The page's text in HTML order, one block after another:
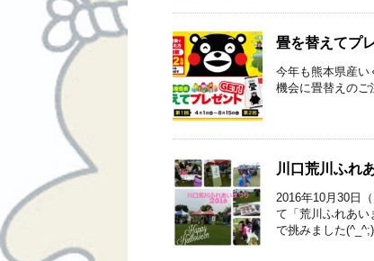
畳を替えてプ
今年も熊本県産い
機会に畳替えのご
川口荒川ふれ
2016年10月30日
て「荒川ふれあい
で挑みました